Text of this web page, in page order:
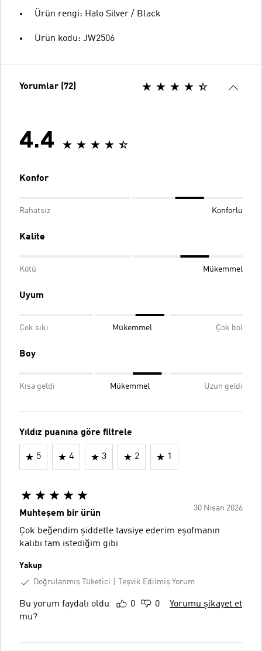
Ürün rengi: Halo Silver / Black
Ürün kodu: JW2506
Yorumlar (72)
4.4
Konfor
Rahatsız Konforlu
Kalite
Kötü Mükemmel
Uyum
Çok sıkı Mükemmel Çok bol
Boy
Kısa geldi Mükemmel Uzun geldi
Yıldız puanına göre filtrele
5 4 3 2 1
30 Nisan 2026
Muhteşem bir ürün
Çok beğendim şiddetle tavsiye ederim eşofmanın
kalıbı tam istediğim gibi
Yakup
Doğrulanmış Tüketici
Teşvik Edilmiş Yorum
Bu yorum faydalı oldu
mu?
0 0 Yorumu şikayet et